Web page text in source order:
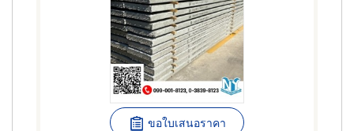
ขอใบเสนอราคา